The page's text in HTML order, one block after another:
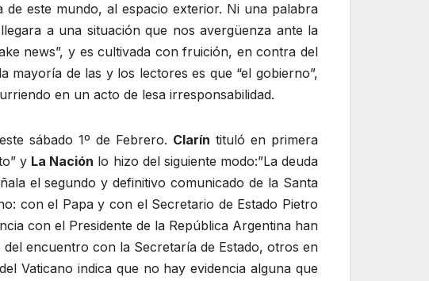
este mundo, al espacio exterior. Ni una palabra
a una situación que nos avergüenza ante la
news”, y es cultivada con fruición, en contra del
de las y los lectores es que “el gobierno”,
en un acto de lesa irresponsabilidad.
sábado 1º de Febrero. Clarín tituló en primera
y La Nación lo hizo del siguiente modo:”La deuda
el segundo y definitivo comunicado de la Santa
con el Papa y con el Secretario de Estado Pietro
con el Presidente de la República Argentina han
encuentro con la Secretaría de Estado, otros en
Vaticano indica que no hay evidencia alguna que